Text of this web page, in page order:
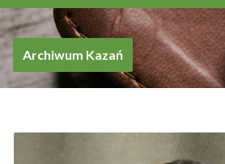
Archiwum Kazań